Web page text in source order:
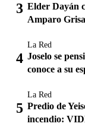
Elder Dayán
Amparo
La Red
Joselo se
conoce a su
La Red
Predio de
incendio: